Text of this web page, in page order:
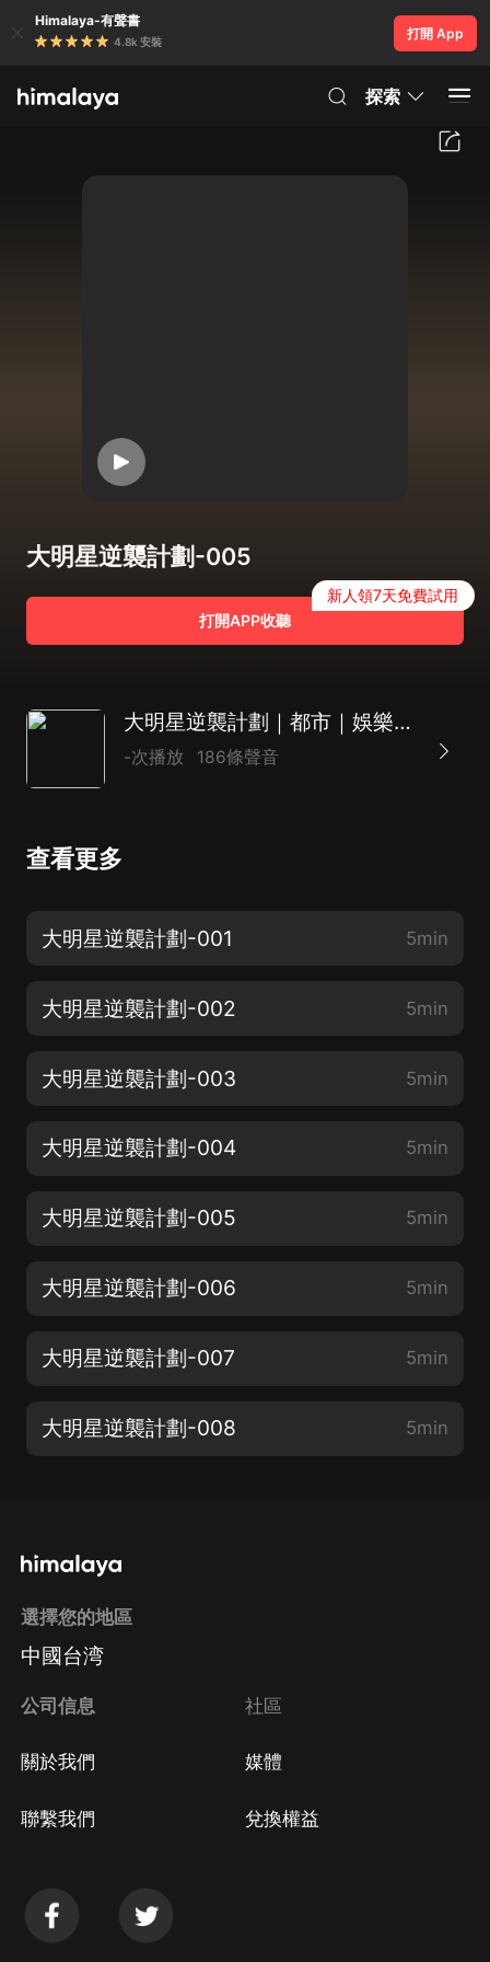
Himalaya-有聲書
4.8k 安裝
打開 App
探索
大明星逆襲計劃-005
打開APP收聽
新人領7天免費試用
大明星逆襲計劃｜都市｜娛樂明星｜AI多播
-次播放 186條聲音
查看更多
大明星逆襲計劃-001 5min
大明星逆襲計劃-002 5min
大明星逆襲計劃-003 5min
大明星逆襲計劃-004 5min
大明星逆襲計劃-005 5min
大明星逆襲計劃-006 5min
大明星逆襲計劃-007 5min
大明星逆襲計劃-008 5min
選擇您的地區
中國台湾
公司信息
關於我們
聯繫我們
社區
媒體
兌換權益